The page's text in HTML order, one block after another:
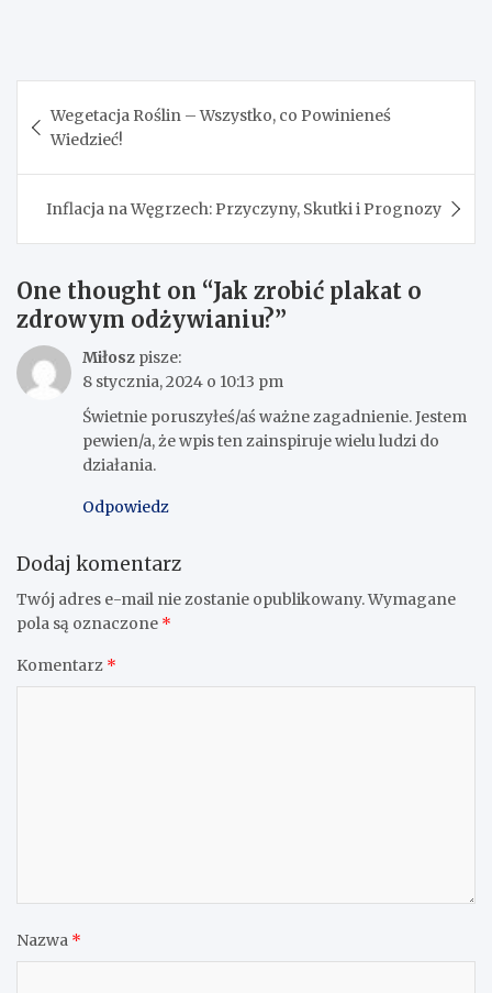
wpisu
Wegetacja Roślin – Wszystko, co Powinieneś
Wiedzieć!
Inflacja na Węgrzech: Przyczyny, Skutki i Prognozy
One thought on “Jak zrobić plakat o
zdrowym odżywianiu?”
Miłosz pisze:
8 stycznia, 2024 o 10:13 pm
Świetnie poruszyłeś/aś ważne zagadnienie. Jestem
pewien/a, że wpis ten zainspiruje wielu ludzi do
działania.
Odpowiedz
Dodaj komentarz
Twój adres e-mail nie zostanie opublikowany.Wymagane
pola są oznaczone *
Komentarz *
Nazwa *